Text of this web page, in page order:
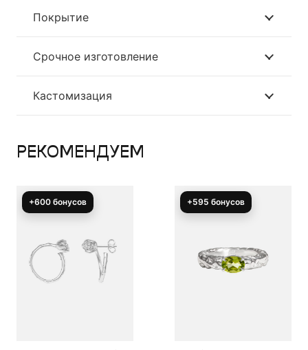
Покрытие
Срочное изготовление
Кастомизация
РЕКОМЕНДУЕМ
+600 бонусов +595 бонусов